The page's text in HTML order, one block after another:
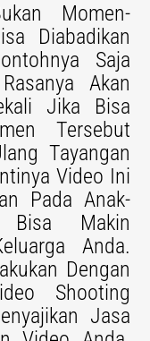
Momen-
Diabadikan
Saja
Akan
Jika Bisa
Tersebut
Tayangan
Video Ini
Pada Anak-
Bisa Makin
Anda.
Dengan
Shooting
Jasa